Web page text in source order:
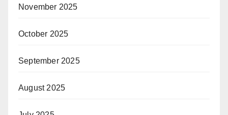
November 2025
October 2025
September 2025
August 2025